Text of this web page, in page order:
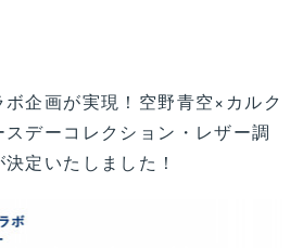
企画が実現！空野青空×カルク
デーコレクション・レザー調
定いたしました！